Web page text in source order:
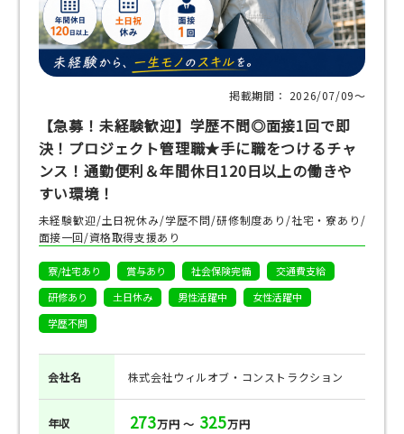
掲載期間： 2026/07/09〜
【急募！未経験歓迎】学歴不問◎面接1回で即
決！プロジェクト管理職★手に職をつけるチャ
ンス！通勤便利＆年間休日120日以上の働きや
すい環境！
未経験歓迎/土日祝休み/学歴不問/研修制度あり/社宅・寮あり/
面接一回/資格取得支援あり
寮/社宅あり 賞与あり 社会保険完備
交通費支給
研修あり
土日休み 男性活躍中
女性活躍中
学歴不問
会社名 株式会社ウィルオブ・コンストラクション
年収 273万円 ～ 325万円